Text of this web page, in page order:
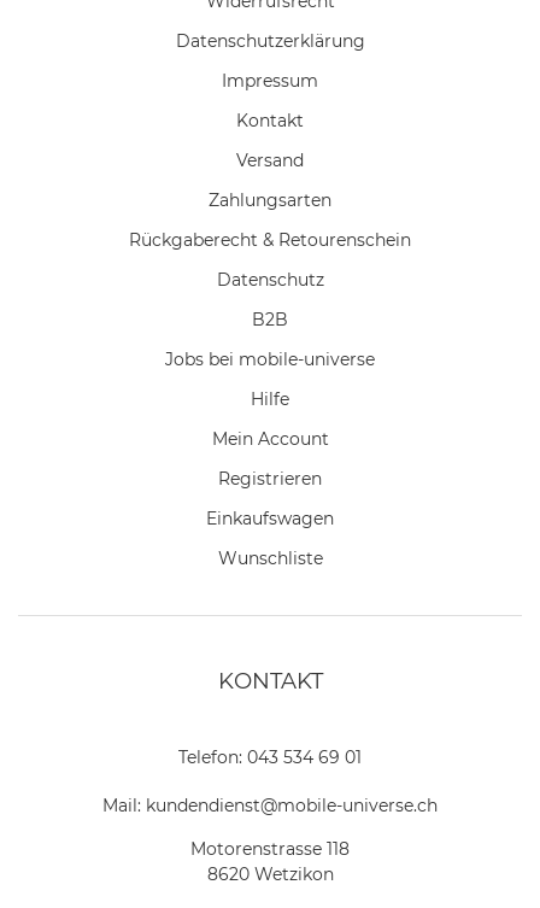
Daten­schutz­erklärung
Impressum
Kontakt
Versand
Zahlungsarten
Rückgaberecht & Retourenschein
Datenschutz
B2B
Jobs bei mobile-universe
Hilfe
Mein Account
Registrieren
Einkaufswagen
Wunschliste
KONTAKT
Telefon: 043 534 69 01
Mail: kundendienst@mobile-universe.ch
Motorenstrasse 118
8620 Wetzikon